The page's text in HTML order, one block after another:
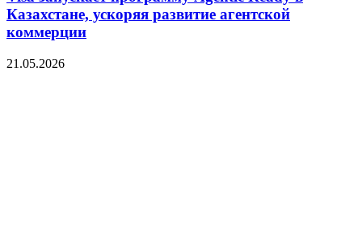
Казахстане, ускоряя развитие агентской
коммерции
21.05.2026